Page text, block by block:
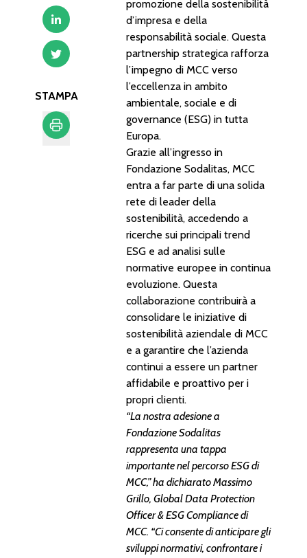
STAMPA
promozione della sostenibilità
d’impresa e della
responsabilità sociale. Questa
partnership strategica rafforza
l’impegno di MCC verso
l’eccellenza in ambito
ambientale, sociale e di
governance (ESG) in tutta
Europa.
Grazie all’ingresso in
Fondazione Sodalitas, MCC
entra a far parte di una solida
rete di leader della
sostenibilità, accedendo a
ricerche sui principali trend
ESG e ad analisi sulle
normative europee in continua
evoluzione. Questa
collaborazione contribuirà a
consolidare le iniziative di
sostenibilità aziendale di MCC
e a garantire che l’azienda
continui a essere un partner
affidabile e proattivo per i
propri clienti.
“La nostra adesione a
Fondazione Sodalitas
rappresenta una tappa
importante nel percorso ESG di
MCC,” ha dichiarato Massimo
Grillo, Global Data Protection
Officer & ESG Compliance di
MCC. “Ci consente di anticipare gli
sviluppi normativi, confrontare i